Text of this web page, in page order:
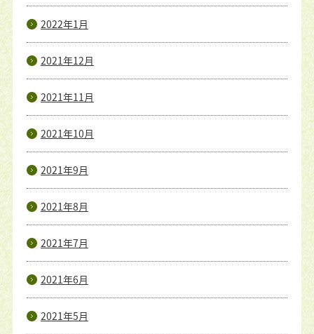
2022年1月
2021年12月
2021年11月
2021年10月
2021年9月
2021年8月
2021年7月
2021年6月
2021年5月